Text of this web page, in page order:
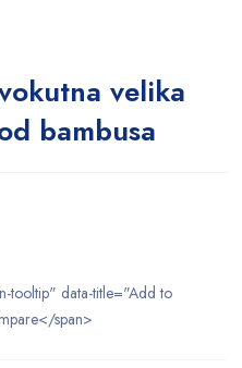
velika
bambusa
tooltip" data-title="Add to
span>